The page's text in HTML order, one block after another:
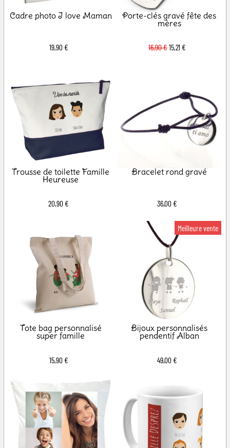
Cadre photo I love Maman
19,90 €
Porte-clés gravé fête des
mères
16,90 €15,21 €
Trousse de toilette Famille
Heureuse
20,90 €
Bracelet rond gravé
36,00 €
Tote bag personnalisé
super famille
15,90 €
Bijoux personnalisés
pendentif Alban
49,00 €